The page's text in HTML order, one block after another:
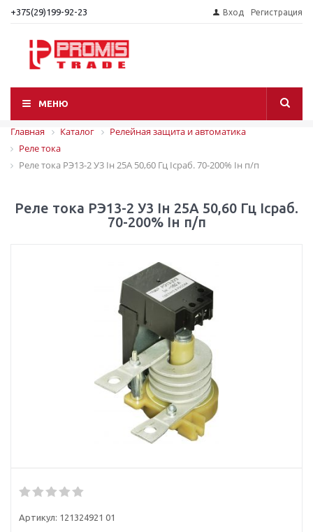
+375(29)199-92-23 Вход Регистрация
МЕНЮ
Главная Каталог
Релейная защита и автоматика
Реле тока
Реле тока РЭ13-2 У3 Iн 25А 50,60 Гц Iсраб. 70-200% Iн п/п
Реле тока РЭ13-2 У3 Iн 25А 50,60 Гц Iсраб.
70-200% Iн п/п
Артикул: 121324921 01